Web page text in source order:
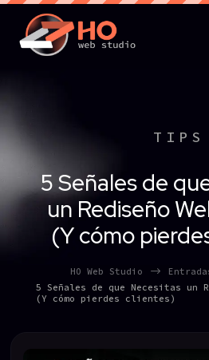
TIPS
5 Señales de
un Rediseño
(Y cómo
HO Web Studio $
5 Señales de que Necesitas un
(Y cómo pierdes clientes)